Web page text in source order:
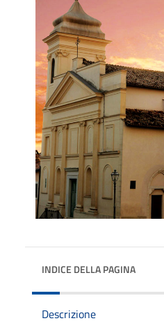
INDICE DELLA PAGINA
Descrizione